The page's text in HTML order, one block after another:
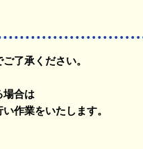
了承ください。
場合は
作業をいたします。